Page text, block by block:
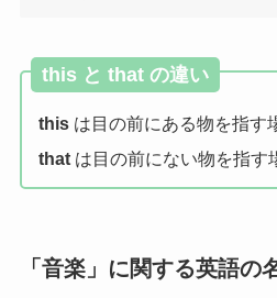
this と that の違い
thisは目の前にある物を指す
thatは目の前にない物を指す
「音楽」に関する英語の